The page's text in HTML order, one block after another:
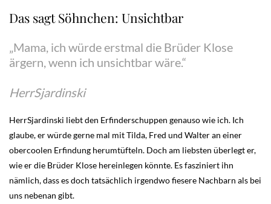
Das sagt Söhnchen: Unsichtbar
„Mama, ich würde erstmal die Brüder Klose
ärgern, wenn ich unsichtbar wäre.“
HerrSjardinski
HerrSjardinski liebt den Erfinderschuppen genauso wie ich. Ich
glaube, er würde gerne mal mit Tilda, Fred und Walter an einer
obercoolen Erfindung herumtüfteln. Doch am liebsten überlegt er,
wie er die Brüder Klose hereinlegen könnte. Es fasziniert ihn
nämlich, dass es doch tatsächlich irgendwo fiesere Nachbarn als bei
uns nebenan gibt.